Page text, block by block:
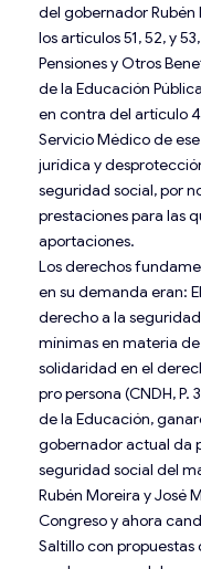
del gobernador
los artículos 51, 52, y
Pensiones y Otros
de la Educación
en contra del artículo
Servicio Médico de
jurídica y
seguridad social, por
prestaciones para las
aportaciones.
Los derechos
en su demanda eran:
derecho a la
mínimas en materia
solidaridad en el
pro persona (CNDH, P.
de la Educación,
gobernador actual da
seguridad social del
Rubén Moreira y José
Congreso y ahora
Saltillo con